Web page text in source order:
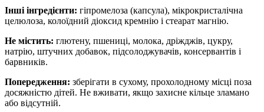
Інші інгредієнти: гіпромелоза (капсула), мікрокристалічна
целюлоза, колоїдний діоксид кремнію і стеарат магнію.
Не містить: глютену, пшениці, молока, дріжджів, цукру,
натрію, штучних добавок, підсолоджувачів, консервантів і
барвників.
Попередження: зберігати в сухому, прохолодному місці поза
досяжністю дітей. Не вживати, якщо захисне кільце зламано
або відсутній.